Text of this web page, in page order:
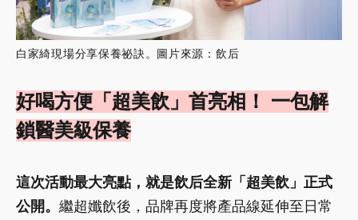
白家綺現場分享保養祕訣。圖片來源：飲后
好喝方便「超美飲」首亮相！ 一包解
鎖醫美級保養
這次活動最大亮點，就是飲后全新「超美飲」正式
公開。 繼超孅飲後，品牌再度將產品線延伸至日常